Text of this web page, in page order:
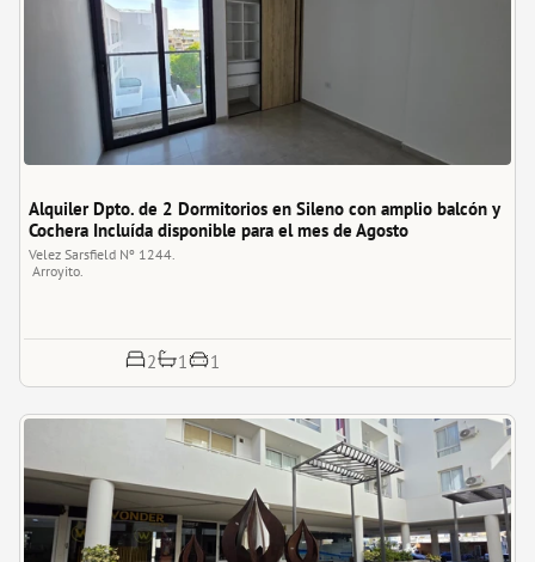
Alquiler Dpto. de 2 Dormitorios en Sileno con amplio balcón y
Cochera Incluída disponible para el mes de Agosto
Velez Sarsfield Nº 1244.
Arroyito.
2 1 1